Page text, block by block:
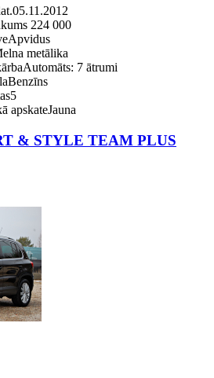
05.11.2012
224 000
Apvidus
metālika
Automāts: 7 ātrumi
Benzīns
5
apskateJauna
& STYLE TEAM PLUS